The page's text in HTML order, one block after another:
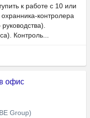
к работе с 10 или
контролера
Контроль...
офис
Group)